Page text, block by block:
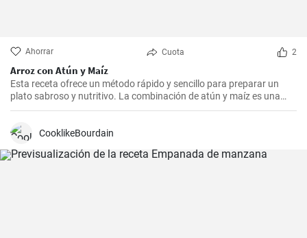
Ahorrar Cuota 2
Arroz con Atún y Maíz
Esta receta ofrece un método rápido y sencillo para preparar un
plato sabroso y nutritivo. La combinación de atún y maíz es una
excelente manera de agregar algo de proteína y color a nuestra
CooklikeBourdain